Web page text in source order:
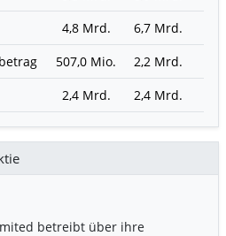
4,8 Mrd. 6,7 Mrd.
507,0 Mio. 2,2 Mrd.
2,4 Mrd. 2,4 Mrd.
betreibt über ihre